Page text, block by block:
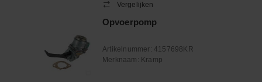
Vergelijken
Opvoerpomp
Artikelnummer: 4157698KR
Merknaam: Kramp